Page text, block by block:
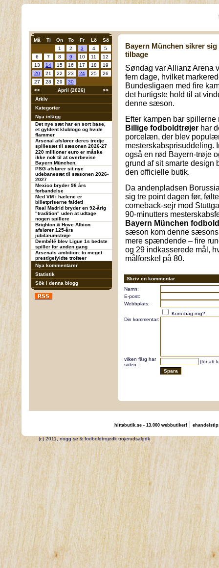
Må Ti On To Fr Lö
Sö
1
2 3 4
5
6
7 8 9 10 11
12
13
14 15 16 17 18
19
20
21 22 23 24 25
26
27
28 29
30
<<
April (2026)
>>
Arkiv
Kategorier
Nya inlägg
Det nye sæt har en sort base,
et gyldent klublogo og hvide
flammer
Arsenal afslører deres tredje
spillesæt til sæsonen 2026-27
220 millioner euro er måske
ikke nok til at overbevise
Bayern München.
PSG afslører sit nye
udebanesæt til sæsonen 2026-
2027
Mexico bryder 96 års
forbandelse
Med VM i hælene er
billetpriserne faldet!
Real Madrid bryder en 92-årig
"tradition" uden at udtage
nogen spillere
Brighton & Hove Albion
afslører 125-års
jubilæumstrøje
Dembélé blev Ligue 1s bedste
spiller for anden gang
Arsenals ambition: to meget
prestigefyldte trofæer
Nya kommentarer
Statistik
Sök i denna blogg
Bayern München sikrer
tilbage
Søndag var Allianz Arena
fem dage, hvilket
Bundesligaen med fire
det hurtigste hold til at
denne sæson.
Efter kampen bar
Billige fodboldtrøjer har
porcelæn, der blev
mesterskabsprisuddeling.
også en rød Bayern-trøje
grund af sit smarte design
den officielle butik.
Da andenpladsen
sig tre point dagen før,
comeback-sejr mod
90-minutters
Bayern München
sæson kom denne
mere spændende – fire
og 29 indkasserede mål,
målforskel på 80.
Skriv en kommentar
Namn:
E-post:
Webbplats:
Kom ihåg mig?
Din kommentar:
vilken färg har
solen:
(för att
hittabutik.se - 13.000 webbutiker!|
(c) 2011, nogg.se & fodboldtrojedk trojerudsalgdk